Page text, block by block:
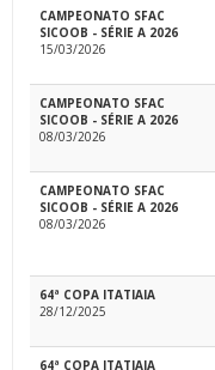
CAMPEONATO SFAC
SICOOB - SÉRIE A 2026
15/03/2026
CAMPEONATO SFAC
SICOOB - SÉRIE A 2026
08/03/2026
CAMPEONATO SFAC
SICOOB - SÉRIE A 2026
08/03/2026
64ª COPA ITATIAIA
28/12/2025
64ª COPA ITATIAIA